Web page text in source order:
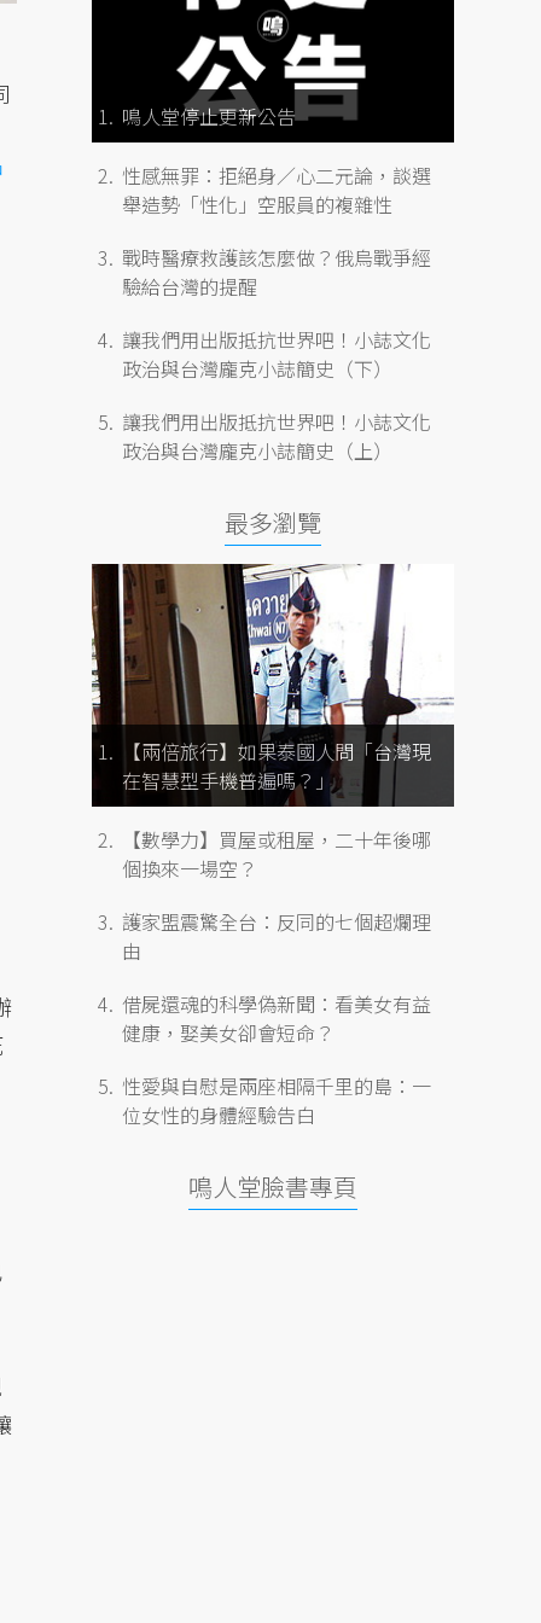
鳴人堂停止更新公告
性感無罪：拒絕身／心二元論，談選
舉造勢「性化」空服員的複雜性
戰時醫療救護該怎麼做？俄烏戰爭經
驗給台灣的提醒
讓我們用出版抵抗世界吧！小誌文化
政治與台灣龐克小誌簡史（下）
讓我們用出版抵抗世界吧！小誌文化
政治與台灣龐克小誌簡史（上）
最多瀏覽
【兩倍旅行】如果泰國人問「台灣現
在智慧型手機普遍嗎？」
【數學力】買屋或租屋，二十年後哪
個換來一場空？
護家盟震驚全台：反同的七個超爛理
由
借屍還魂的科學偽新聞：看美女有益
健康，娶美女卻會短命？
性愛與自慰是兩座相隔千里的島：一
位女性的身體經驗告白
鳴人堂臉書專頁